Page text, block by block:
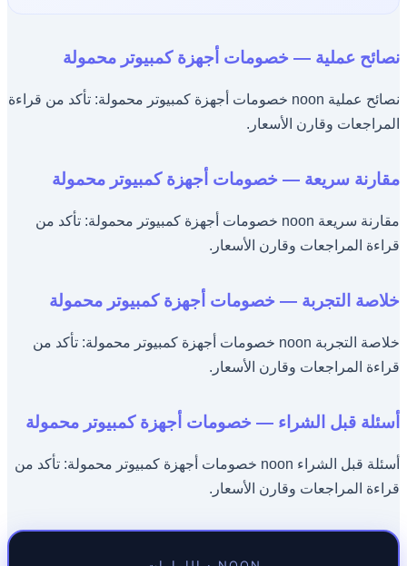
نصائح عملية — خصومات أجهزة كمبيوتر محمولة
نصائح عملية noon خصومات أجهزة كمبيوتر محمولة: تأكد من قراءة
المراجعات وقارن الأسعار.
مقارنة سريعة — خصومات أجهزة كمبيوتر محمولة
مقارنة سريعة noon خصومات أجهزة كمبيوتر محمولة: تأكد من
قراءة المراجعات وقارن الأسعار.
خلاصة التجربة — خصومات أجهزة كمبيوتر محمولة
خلاصة التجربة noon خصومات أجهزة كمبيوتر محمولة: تأكد من
قراءة المراجعات وقارن الأسعار.
أسئلة قبل الشراء — خصومات أجهزة كمبيوتر محمولة
أسئلة قبل الشراء noon خصومات أجهزة كمبيوتر محمولة: تأكد من
قراءة المراجعات وقارن الأسعار.